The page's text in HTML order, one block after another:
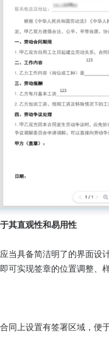
其直观性和易用性
当具备简洁明了的界面
可实现签章的位置调整
同上设置有签署区域，便